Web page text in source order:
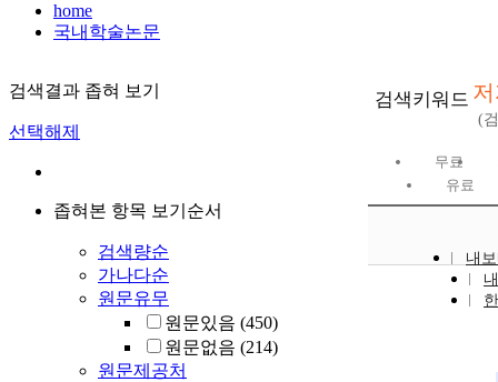
home
국내학술논문
검색결과 좁혀 보기
선택해제
좁혀본 항목 보기순서
검색량순
가나다순
원문유무
원문있음 (450)
원문없음 (214)
원문제공처
검색키워드
(
무료
유료
내